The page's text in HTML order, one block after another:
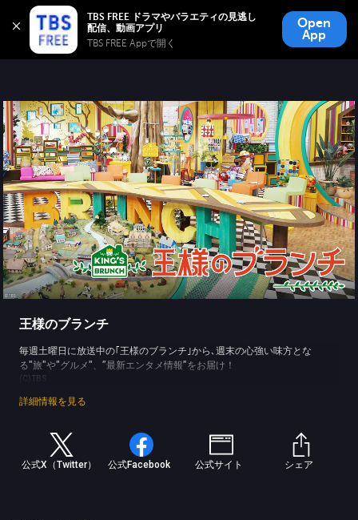
TBS FREE ドラマやバラエティの見逃し
TBS FREE Appで開く
Open
App
TBS FREE
無料見逃し配信
王様のブランチ
毎週土曜日に放送中の｢王様のブランチ｣から､週末の心強い味方とな
る"旅"や"グルメ"、”最新エンタメ情報”をお届け！
(C)TBS
詳細情報を見る
公式X（Twitter） 公式Facebook 公式サイト シェア